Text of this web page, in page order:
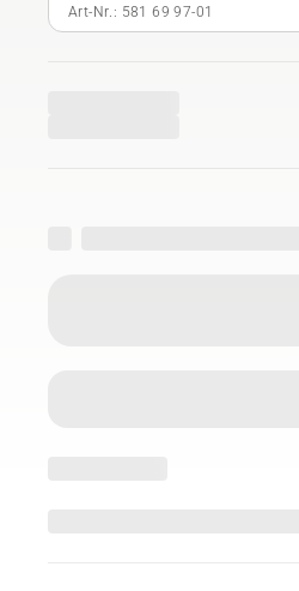
Art-Nr.: 581 69 97‑01